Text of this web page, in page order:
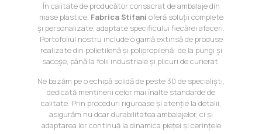
În calitate de producător consacrat de ambalaje din
mase plastice, Fabrica Stifani oferă soluții complete
și personalizate, adaptate specificului fiecărei afaceri.
Portofoliul nostru include o gamă extinsă de produse
realizate din polietilenă și polipropilenă: de la pungi și
sacoșe, până la folii industriale și plicuri de curierat.
Ne bazăm pe o echipă solidă de peste 30 de specialiști,
dedicată menținerii celor mai înalte standarde de
calitate. Prin proceduri riguroase și atenție la detalii,
asigurăm nu doar durabilitatea ambalajelor, ci și
adaptarea lor continuă la dinamica pieței și cerințele